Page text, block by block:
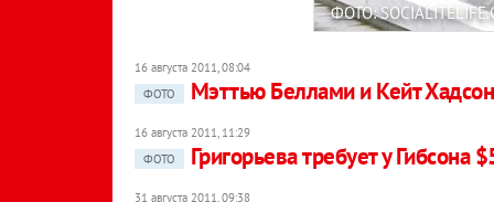
ФОТО:
16 августа 2011, 08:04
ФОТО
Мэттью Беллами и Кейт
16 августа 2011, 11:29
ФОТО
Григорьева требует у Гибсона
31 августа 2011, 09:38